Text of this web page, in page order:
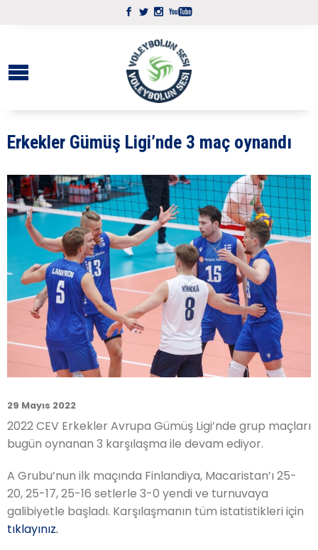
Erkekler Gümüş Ligi’nde 3 maç oynandı
29 Mayıs 2022
2022 CEV Erkekler Avrupa Gümüş Ligi’nde grup maçları
bugün oynanan 3 karşılaşma ile devam ediyor.
A Grubu’nun ilk maçında Finlandiya, Macaristan’ı 25-
20, 25-17, 25-16 setlerle 3-0 yendi ve turnuvaya
galibiyetle başladı. Karşılaşmanın tüm istatistikleri için
tıklayınız.